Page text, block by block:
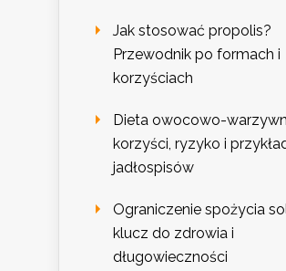
Jak stosować propolis?
Przewodnik po formach i
korzyściach
Dieta owocowo-
korzyści, ryzyko i
jadłospisów
Ograniczenie spożycia
klucz do zdrowia i
długowieczności